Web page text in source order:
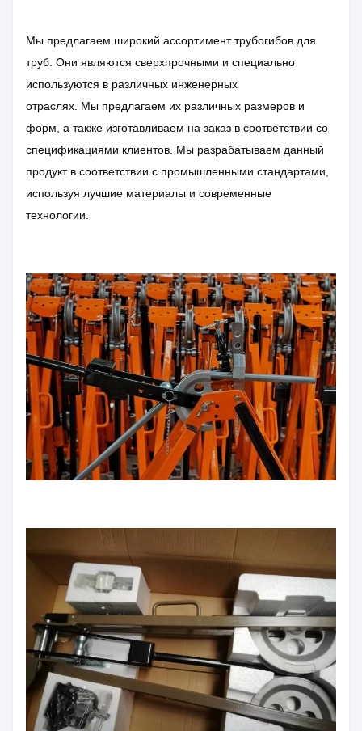
Мы предлагаем широкий ассортимент трубогибов для
труб. Они являются сверхпрочными и специально
используются в различных инженерных
отраслях. Мы предлагаем их различных размеров и
форм, а также изготавливаем на заказ в соответствии со
спецификациями клиентов. Мы разрабатываем данный
продукт в соответствии с промышленными стандартами,
используя лучшие материалы и современные
технологии.